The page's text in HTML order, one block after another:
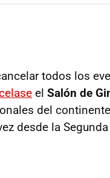
todos los
el Salón de
del
desde la